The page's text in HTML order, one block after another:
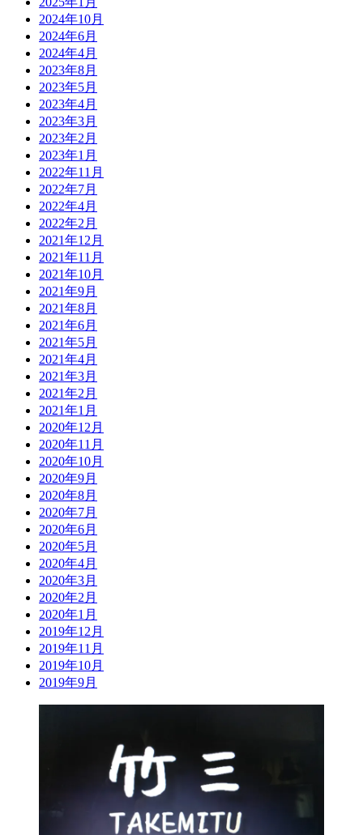
2024年10月
2024年6月
2024年4月
2023年8月
2023年5月
2023年4月
2023年3月
2023年2月
2023年1月
2022年11月
2022年7月
2022年4月
2022年2月
2021年12月
2021年11月
2021年10月
2021年9月
2021年8月
2021年6月
2021年5月
2021年4月
2021年3月
2021年2月
2021年1月
2020年12月
2020年11月
2020年10月
2020年9月
2020年8月
2020年7月
2020年6月
2020年5月
2020年4月
2020年3月
2020年2月
2020年1月
2019年12月
2019年11月
2019年10月
2019年9月